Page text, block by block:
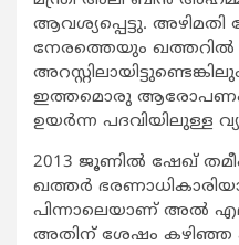
ആവശ്യപ്പെട്ടു.
നേരത്തെയും ഖത്തറില്‍
ഇത്തമൊരു ആരോപണം
ഉയര്‍ന്ന പദവിയിലുള്ള
2013 ജൂണില്‍ ഷേഖ്
ഖത്തര്‍
പിന്നാലെയാണ് അല്‍
അതിന് ശേഷം കഴിഞ്ഞ